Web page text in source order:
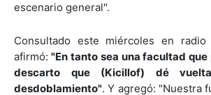
escenario general".
Consultado este miércoles en radio
afirmó: "En tanto sea una facultad
descarto que (Kicillof) dé
desdoblamiento". Y agregó: "Nuestra